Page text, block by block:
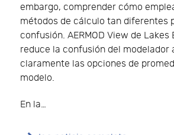
embargo, comprender cómo
métodos de cálculo tan diferentes
confusión. AERMOD View de
reduce la confusión del modelador
claramente las opciones de
modelo.
En la…